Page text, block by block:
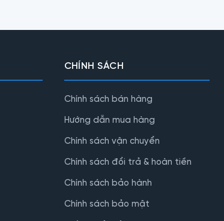
CHÍNH SÁCH
Chính sách bán hàng
Hướng dẫn mua hàng
Chính sách vận chuyển
Chính sách đổi trả & hoàn tiền
Chính sách bảo hành
Chính sách bảo mật